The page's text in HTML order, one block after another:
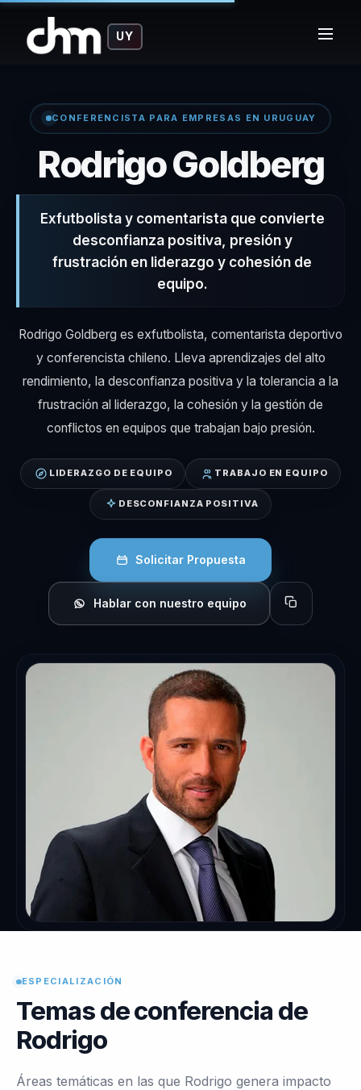
UY
CONFERENCISTA PARA EMPRESAS EN URUGUAY
Rodrigo Goldberg–
Exfutbolista y comentarista que convierte
desconfianza positiva, presión y
frustración en liderazgo y cohesión de
equipo.
Rodrigo Goldberg es exfutbolista, comentarista deportivo
y conferencista chileno. Lleva aprendizajes del alto
rendimiento, la desconfianza positiva y la tolerancia a la
frustración al liderazgo, la cohesión y la gestión de
conflictos en equipos que trabajan bajo presión.
LIDERAZGO DE EQUIPO TRABAJO EN EQUIPO
DESCONFIANZA POSITIVA
Solicitar Propuesta
Hablar con nuestro equipo Copiar perfil
ESPECIALIZACIÓN
Temas de conferencia de
Rodrigo
Áreas temáticas en las que Rodrigo genera impacto